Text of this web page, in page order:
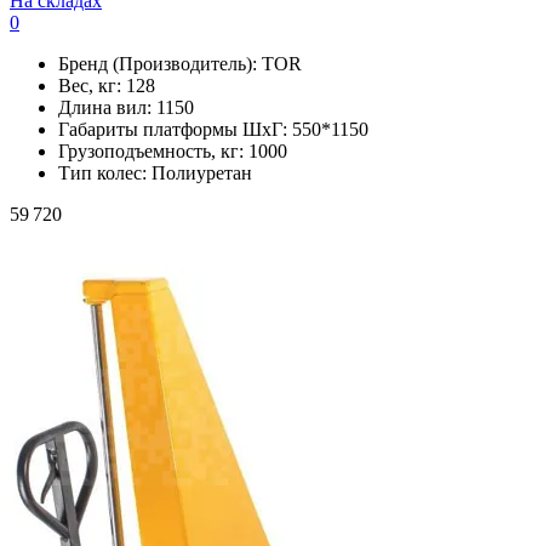
0
Бренд (Производитель): TOR
Вес, кг: 128
Длина вил: 1150
Габариты платформы ШxГ: 550*1150
Грузоподъемность, кг: 1000
Тип колес: Полиуретан
59 720